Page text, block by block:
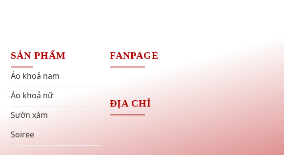
SẢN PHẨM
Áo khoả nam
Áo khoả nữ
Sườn xám
Soiree
FANPAGE
ĐỊA CHỈ